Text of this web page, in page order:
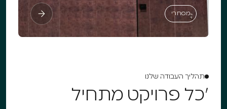
מסחרי
מסחרי
תהליך העבודה שלנו
״כל פרויקט מתחיל